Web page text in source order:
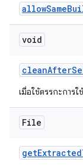
allowSame
void
cleanAfter
เมื่อใช้ตรรกะการ
File
getExtracted